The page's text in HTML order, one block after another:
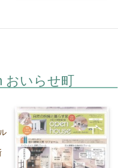
おいらせ町